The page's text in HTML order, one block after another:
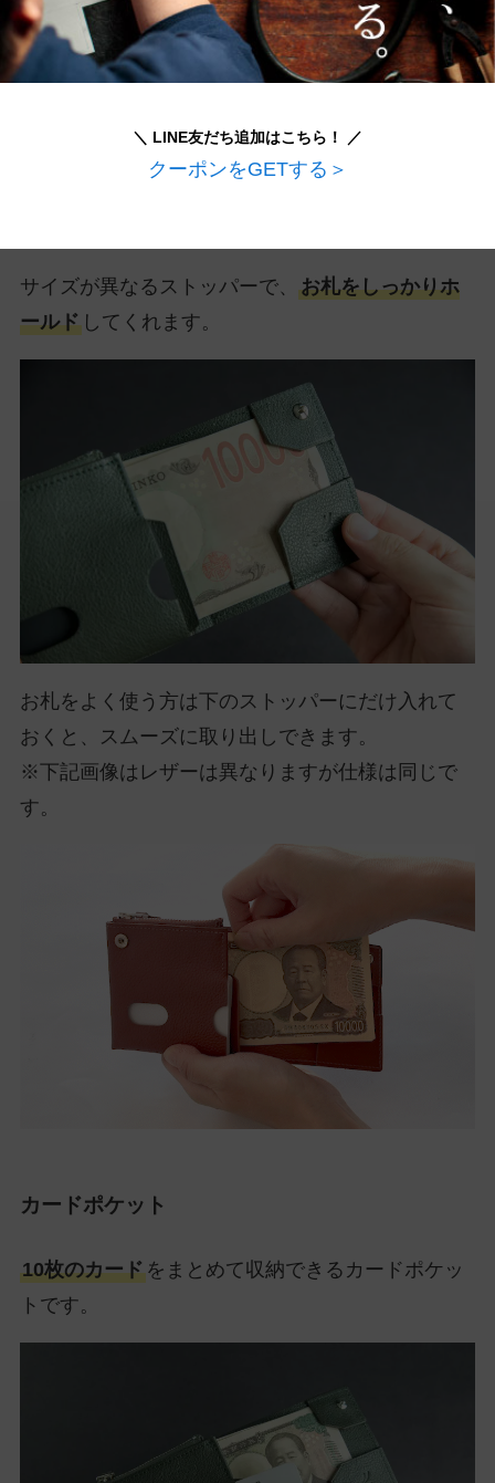
サイズが異なるストッパーで、 お札をしっかりホ
ールドしてくれます。
お札をよく使う方は下のストッパーにだけ入れて
おくと、スムーズに取り出しできます。
※下記画像はレザーは異なりますが仕様は同じで
す。
カードポケット
10枚のカードをまとめて収納できるカードポケッ
トです。
＼ LINE友だち追加はこちら！ ／
クーポンをGETする＞